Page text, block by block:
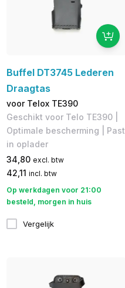
Buffel DT3745 Lederen
Draagtas
voor Telox TE390
Geschikt voor Telo TE390 |
Optimale bescherming | Past
in oplader
34,80 excl. btw
42,11 incl. btw
Op werkdagen voor 21:00
besteld, morgen in huis
Vergelijk